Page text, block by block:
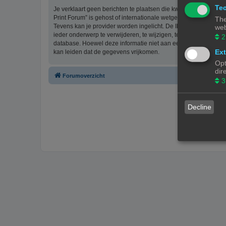
Je verklaart geen berichten te plaatsen die kwetsend,
Print Forum” is gehost of internationale wetgeving kunnen
Tevens kan je provider worden ingelicht. De IP-adressen van
ieder onderwerp te verwijderen, te wijzigen, te sluiten of te
database. Hoewel deze informatie niet aan een derde partij
kan leiden dat de gegevens vrijkomen.
Forumoverzicht
2
3
Decline